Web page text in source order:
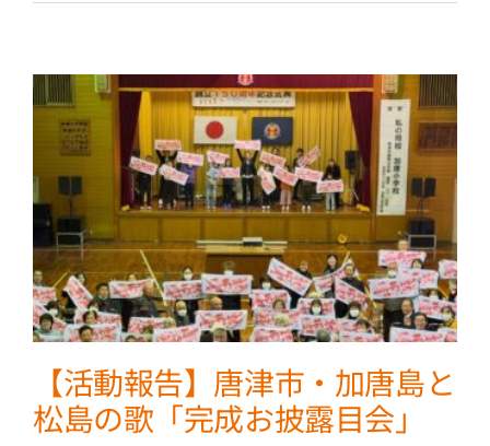
【活動報告】唐津市・加唐島と
松島の歌「完成お披露目会」